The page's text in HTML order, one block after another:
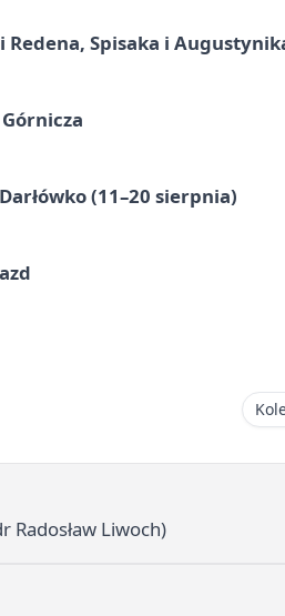
Spisaka i
(11–20 sierpnia)
Radosław Liwoch)